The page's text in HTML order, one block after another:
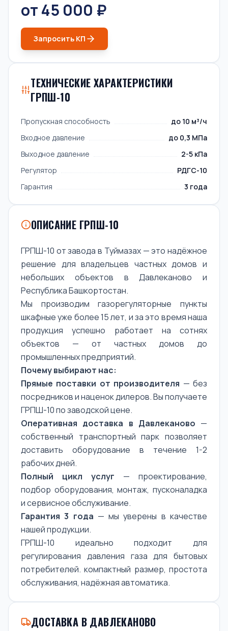
от 45 000 ₽
Запросить КП
ТЕХНИЧЕСКИЕ ХАРАКТЕРИСТИКИ
ГРПШ-10
Пропускная способность
до 10 м³/ч
Входное давление
до 0,3 МПа
Выходное давление
2-5 кПа
Регулятор
РДГС-10
Гарантия
3 года
ОПИСАНИЕ ГРПШ-10
ГРПШ-10 от завода в Туймазах — это надёжное
решение для владельцев частных домов и
небольших объектов в Давлеканово и
Республика Башкортостан.
Мы производим газорегуляторные пункты
шкафные уже более 15 лет, и за это время наша
продукция успешно работает на сотнях
объектов — от частных домов до
промышленных предприятий.
Почему выбирают нас:
Прямые поставки от производителя — без
посредников и наценок дилеров. Вы получаете
ГРПШ-10 по заводской цене.
Оперативная доставка в Давлеканово —
собственный транспортный парк позволяет
доставить оборудование в течение 1-2
рабочих дней.
Полный цикл услуг — проектирование,
подбор оборудования, монтаж, пусконаладка
и сервисное обслуживание.
Гарантия 3 года — мы уверены в качестве
нашей продукции.
ГРПШ-10 идеально подходит для
регулирования давления газа для бытовых
потребителей. компактный размер, простота
обслуживания, надёжная автоматика.
ДОСТАВКА В ДАВЛЕКАНОВО